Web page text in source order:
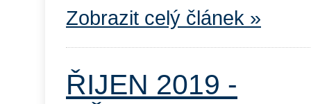
Zobrazit celý článek »
ŘIJEN 2019 -